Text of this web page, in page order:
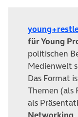
für Young
politischen
Medienwelt
Das Format
Themen (als
als